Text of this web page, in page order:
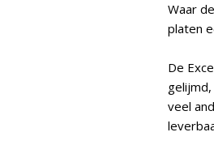
Waar
platen
De
veel